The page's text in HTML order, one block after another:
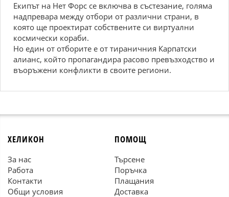
Екипът на Нет Форс се включва в състезание, голяма
надпревара между отбори от различни страни, в
която ще проектират собствените си виртуални
космически кораби.
Но един от отборите е от тираничния Карпатски
алианс, който пропагандира расово превъзходство и
въоръжени конфликти в своите региони.
ХЕЛИКОН
За нас
Работа
Контакти
Общи условия
ПОМОЩ
Търсене
Поръчка
Плащания
Доставка